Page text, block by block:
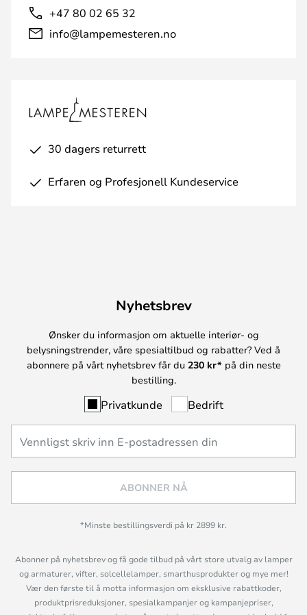
+47 80 02 65 32
info@lampemesteren.no
30 dagers returrett
Erfaren og Profesjonell Kundeservice
Nyhetsbrev
Ønsker du informasjon om aktuelle interiør- og
belysningstrender, våre spesialtilbud og rabatter? Ved å
abonnere på vårt nyhetsbrev får du 230 kr* på din neste
bestilling.
Privatkunde Bedrift
ABONNER NÅ
*Minste bestillingsverdi på kr 2899 kr.
Abonner på nyhetsbrev og få gode tilbud på vårt store utvalg av lamper
og armaturer, vifter, solcellelamper, smarthusprodukter og mye mer!
Vær den første til å motta informasjon om eksklusive rabattkoder,
produktprisreduksjoner, spesialkampanjer og kampanjepriser,